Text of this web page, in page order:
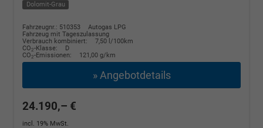
Dolomit-Grau
Fahrzeugnr.: 510353
Autogas LPG
Fahrzeug mit Tageszulassung
Verbrauch kombiniert:
7,50 l/100km
CO2-Klasse:
D
CO2-Emissionen: 121,00 g/km
» Angebotdetails
24.190,– €
incl. 19% MwSt.